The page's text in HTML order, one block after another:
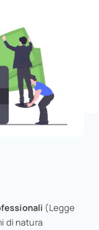
(Legge
di natura